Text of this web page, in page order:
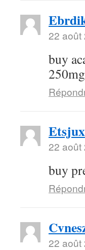
22 août
buy
Etsjux
22 août
buy
22 août